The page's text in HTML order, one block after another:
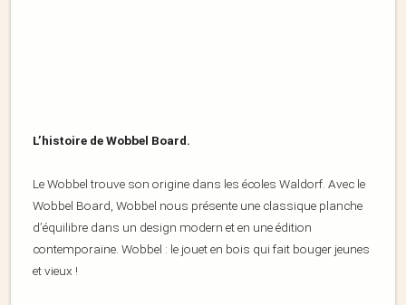
L’histoire de Wobbel Board.
Le Wobbel trouve son origine dans les écoles Waldorf. Avec le
Wobbel Board, Wobbel nous présente une classique planche
d’équilibre dans un design modern et en une édition
contemporaine. Wobbel : le jouet en bois qui fait bouger jeunes
et vieux !